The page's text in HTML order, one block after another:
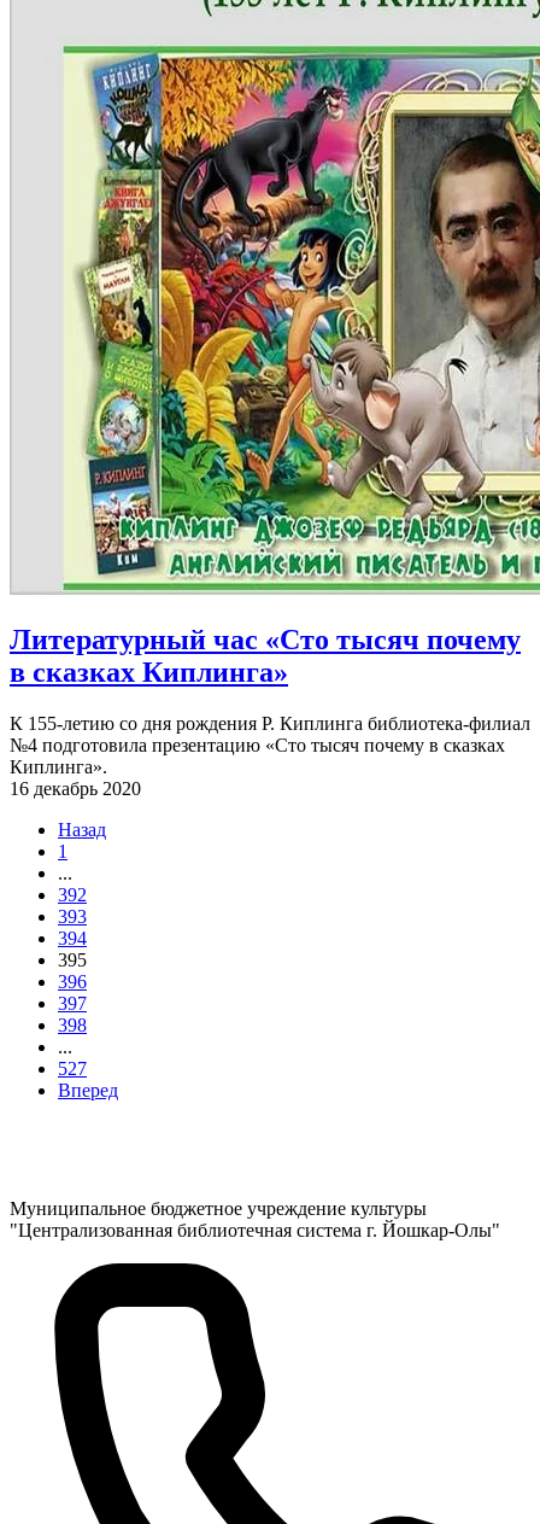
Литературный час «Сто тысяч почему
в сказках Киплинга»
К 155-летию со дня рождения Р. Киплинга библиотека-филиал
№4 подготовила презентацию «Сто тысяч почему в сказках
Киплинга».
16 декабрь 2020
Назад
1
...
392
393
394
395
396
397
398
...
527
Вперед
Муниципальное бюджетное учреждение культуры
"Централизованная библиотечная система г. Йошкар-Олы"